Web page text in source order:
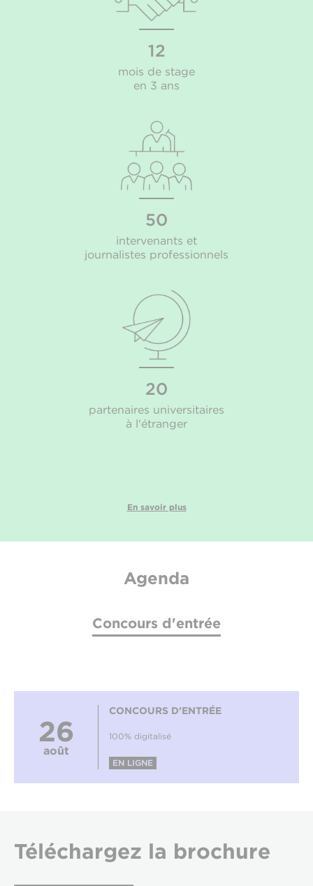
12
mois de stage
en 3 ans
50
intervenants et
journalistes professionnels
20
partenaires universitaires
à l'étranger
En savoir plus
Agenda
Concours d'entrée
26
août
CONCOURS D'ENTRÉE
100% digitalisé
EN LIGNE
Téléchargez la brochure